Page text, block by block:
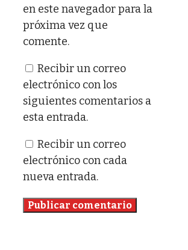
en este navegador para la
próxima vez que
comente.
Recibir un correo
electrónico con los
siguientes comentarios a
esta entrada.
Recibir un correo
electrónico con cada
nueva entrada.